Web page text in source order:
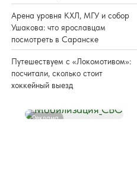
Арена уровня КХЛ, МГУ и собор
Ушакова: что ярославцам
посмотреть в Саранске
Путешествуем с «Локомотивом»:
посчитали, сколько стоит
хоккейный выезд
Реклама